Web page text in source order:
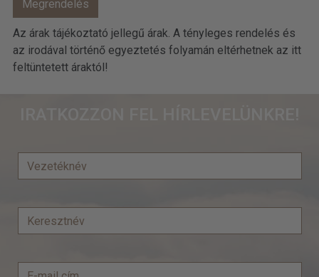
Az árak tájékoztató jellegű árak. A tényleges rendelés és
az irodával történő egyeztetés folyamán eltérhetnek az itt
feltüntetett áraktól!